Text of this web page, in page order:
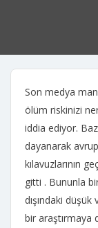
Son medya
ölüm riskinizi
iddia ediyor.
dayanarak
kılavuzlarının
gitti . Bununla
dışındaki
bir araştırmaya